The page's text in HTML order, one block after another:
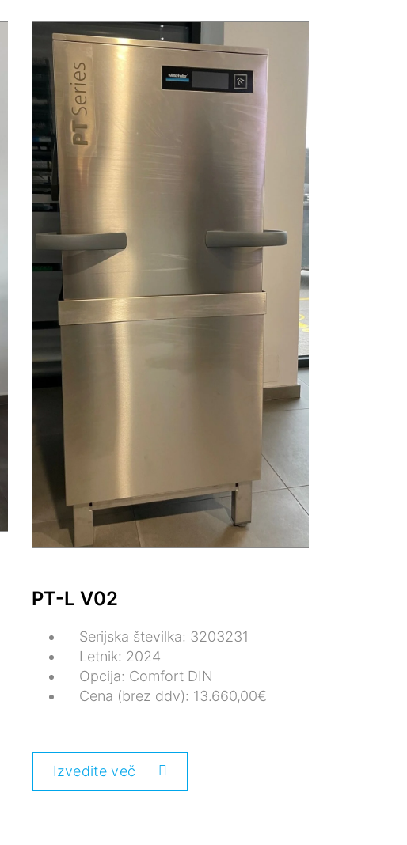
PT-L V02
Serijska številka: 3203231
Letnik: 2024
Opcija: Comfort DIN
Cena (brez ddv): 13.660,00€
Izvedite več